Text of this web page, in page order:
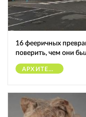
16 фееричных
поверить, чем они
АРХИТЕКТУРА